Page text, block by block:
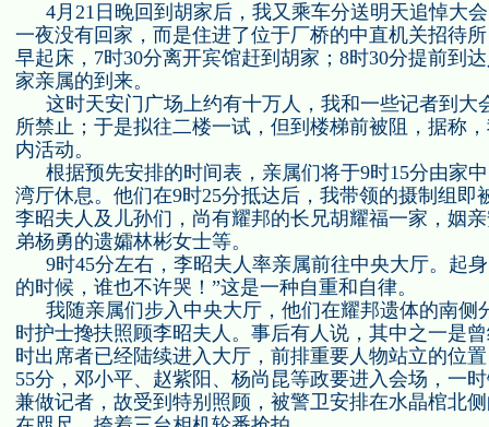
4月 21 日晚回到胡家后，我又乘车分送明天追悼大
一夜没有回家，而是住进了位于厂桥的中直机关招待
早起床， 7时30分离开宾馆赶到胡家； 8时30分提前到
家亲属的到来。
这时天安门广场上约有十万人，我和一些记者到大
所禁止；于是拟往二楼一试，但到楼梯前被阻，据称
内活动。
根据预先安排的时间表，亲属们将于9时15分由家
湾厅休息。他们在9时25分抵达后，我带领的摄制组即
李昭夫人及儿孙们，尚有耀邦的长兄胡耀福一家，姻
弟杨勇的遗孀林彬女士等。
9时45分左右，李昭夫人率亲属前往中央大厅。起
的时候，谁也不许哭！”这是一种自重和自律。
我随亲属们步入中央大厅，他们在耀邦遗体的南侧
时护士搀扶照顾李昭夫人。事后有人说，其中之一是
时出席者已经陆续进入大厅，前排重要人物站立的位
55分，邓小平、赵紫阳、杨尚昆等政要进入会场，一
兼做记者，故受到特别照顾，被警卫安排在水晶棺北